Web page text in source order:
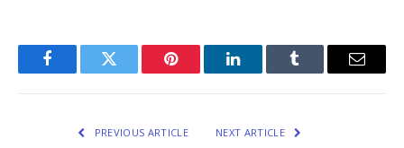
FacebookTwitter Pinterest LinkedInTumblr Email
PREVIOUS ARTICLE NEXT ARTICLE